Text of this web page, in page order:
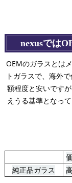
nexusでは
OEMのガラスとは
トガラスで、海外
額程度と安いです
えうる基準となっ
純正品ガラス